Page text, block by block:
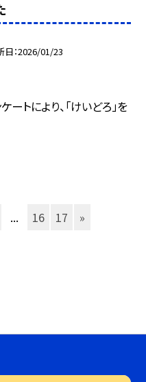
日 2026/01/23
トにより、「けいどろ」を
... 16 17 »